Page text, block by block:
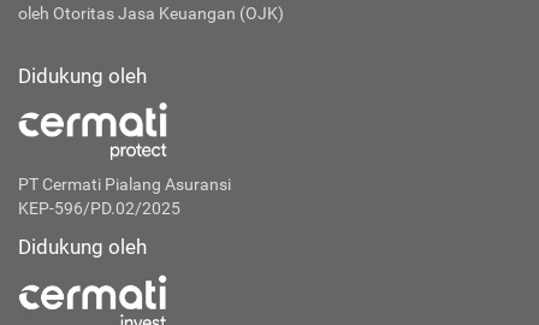
oleh Otoritas Jasa Keuangan (OJK)
Didukung oleh
PT Cermati Pialang Asuransi
KEP-596/PD.02/2025
Didukung oleh